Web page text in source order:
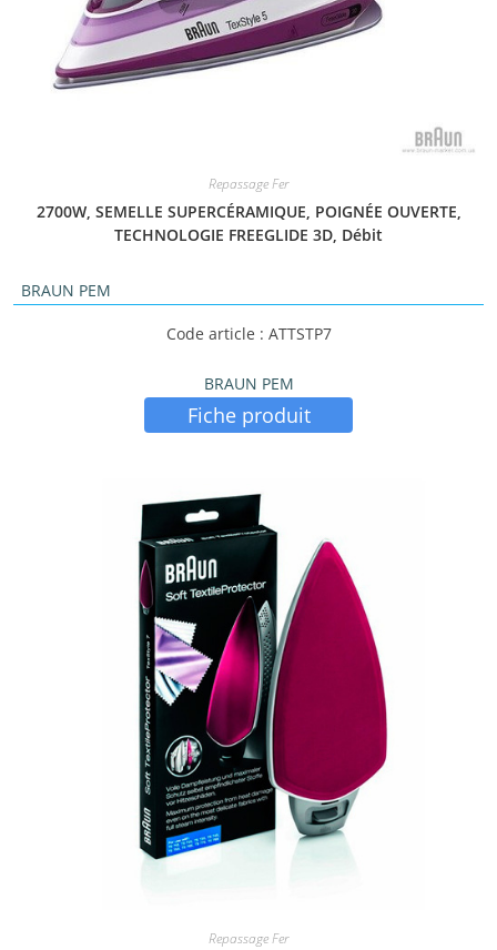
Repassage Fer
2700W, SEMELLE SUPERCÉRAMIQUE, POIGNÉE OUVERTE,
TECHNOLOGIE FREEGLIDE 3D, Débit
BRAUN PEM
Code article : ATTSTP7
BRAUN PEM
Fiche produit
Repassage Fer